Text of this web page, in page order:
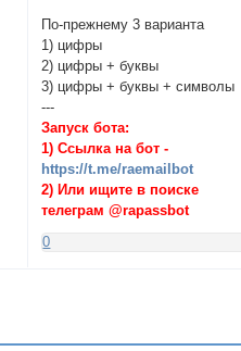
По-прежнему 3 варианта
1) цифры
2) цифры + буквы
3) цифры + буквы + символы
---
Запуск бота:
1) Ссылка на бот -
https://t.me/raemailbot
2) Или ищите в поиске
телеграм @rapassbot
0